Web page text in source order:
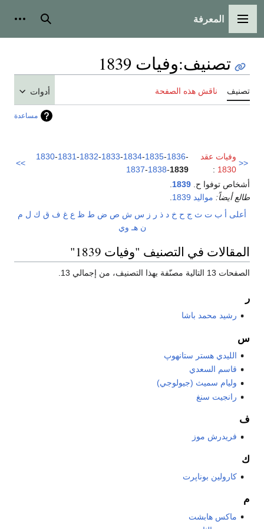
القائمة الرئيسية
المعرفة بحث
تصنيف:وفيات 1839
تصنيف ناقش هذه الصفحة أدوات
مساعدة
<<
وفيات عقد
1830
:
1830-1831-1832-1833-1834-1835-1836-
1837-1838-1839
>>
أشخاص توفوا ح. 1839
طالع أيضاً: مواليد 1839
أعلى أ ب ت ث ج ح خ د ذ ر ز س ش ص ض ط ظ ع غ ف ق ك ل م
ن هـ وي
المقالات في التصنيف "وفيات 1839"
الصفحات 13 التالية مصنّفة بهذا التصنيف، من إجمالي 13.
ر
رشيد محمد باشا
س
الليدي هستر ستانهوپ
قاسم السعدي
وليام سميث (جيولوجي)
رانجيت سنغ
ف
فريدرش موز
ك
كارولين بوناپرت
م
ماكس هابشت